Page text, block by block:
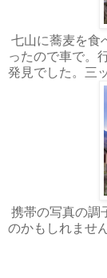
七山に蕎麦を食
ったので車で。
発見でした。三
携帯の写真の調
のかもしれませ